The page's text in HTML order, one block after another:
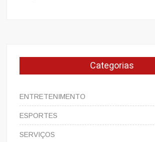
Categorias
ENTRETENIMENTO
ESPORTES
SERVIÇOS